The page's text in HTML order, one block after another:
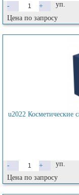
- +
уп.
Цена по запросу
u2022 Косметические
- +
уп.
Цена по запросу